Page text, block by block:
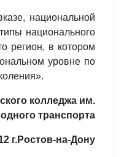
национальной
национального
регион, в котором
уровне по
колледжа им.
транспорта
г.Ростов-на-Дону